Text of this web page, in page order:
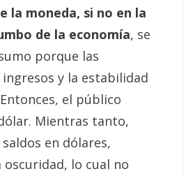
la moneda, si no en la
de la economía, se
porque las
y la estabilidad
el público
Mientras tanto,
en dólares,
oscuridad, lo cual no